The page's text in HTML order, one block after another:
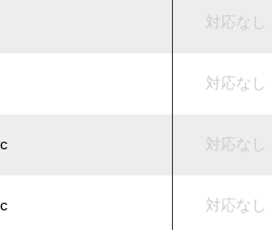
対応なし
対応なし
対応なし
対応なし